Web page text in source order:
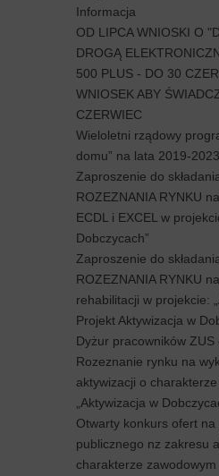
Informacja
OD LIPCA WNIOSKI O
DROGĄ
500 PLUS - DO 30
WNIOSEK ABY
CZERWIEC
Wieloletni rządowy
domu” na lata 2019-2023
Zaproszenie do
ROZEZNANIA RYNKU
ECDL i EXCEL w
Dobczycach”
Zaproszenie do
ROZEZNANIA RYNKU
rehabilitacji w projekcie:
Projekt Aktywizacja w
Dyżur pracowników
Rozeznanie rynku na
aktywizacji o
„Aktywizacja w
Otwarty konkurs ofert
publicznego nz zakresu
charakterze zawodowym